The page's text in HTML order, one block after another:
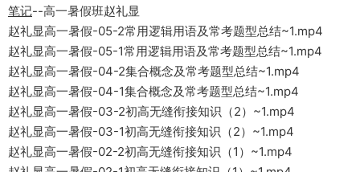
笔记--高一暑假班赵礼显
赵礼显高一暑假-05-2常用逻辑用语及常考题型总结~1.mp4
赵礼显高一暑假-05-1常用逻辑用语及常考题型总结~1.mp4
赵礼显高一暑假-04-2集合概念及常考题型总结~1.mp4
赵礼显高一暑假-04-1集合概念及常考题型总结~1.mp4
赵礼显高一暑假-03-2初高无缝衔接知识（2）~1.mp4
赵礼显高一暑假-03-1初高无缝衔接知识（2）~1.mp4
赵礼显高一暑假-02-2初高无缝衔接知识（1）~1.mp4